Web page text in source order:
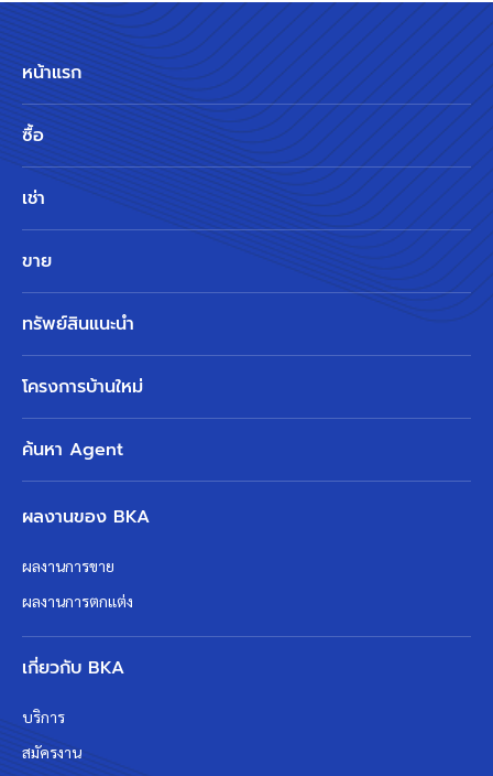
หน้าแรก
ซื้อ
เช่า
ขาย
ทรัพย์สินแนะนำ
โครงการบ้านใหม่
ค้นหา Agent
ผลงานของ BKA
ผลงานการขาย
ผลงานการตกแต่ง
เกี่ยวกับ BKA
บริการ
สมัครงาน